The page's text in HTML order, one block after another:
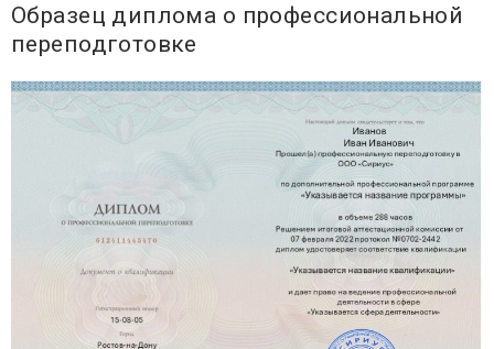
Образец диплома о профессиональной
переподготовке